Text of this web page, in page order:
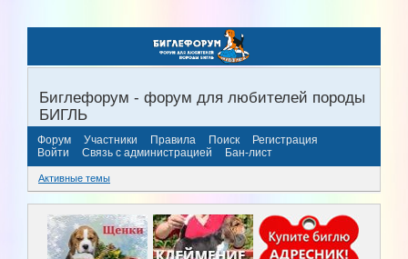
Биглефорум - форум для любителей породы
БИГЛЬ
Форум Участники Правила Поиск
Регистрация
Войти
Связь с администрацией Бан-лист
Активные темы